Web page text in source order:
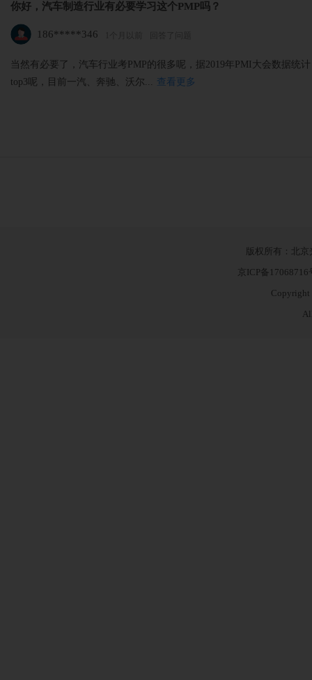
你好，汽车制造行业有必要学习这个PMP吗？
186*****346
当然有必要了，汽车行业考PMP的很多呢，据2019年PMI大会数据统
top3呢，目前一汽、奔驰、沃尔... 查看更多
版权所有：北
京ICP备
Copyright